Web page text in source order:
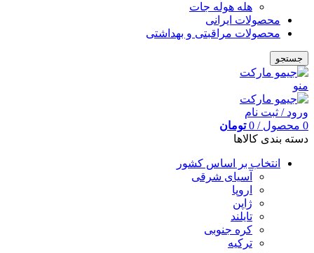
هله هوله جات
محصولات ایرانی
محصولات مراقبتی و بهداشتی
جستجو
منو
ورود / ثبت نام
0 محصول /
0 تومان
دسته بندی کالاها
انتخاب بر اساس کشور
آسیای شرقی
اروپا
ژاپن
تایلند
کره جنوبی
ترکیه